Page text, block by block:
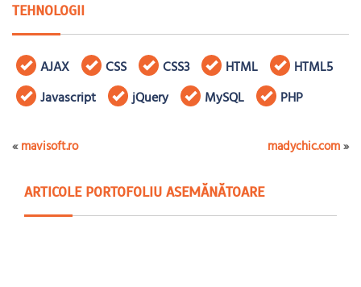
TEHNOLOGII
AJAX CSS CSS3 HTML
HTML5
Javascript
jQuery MySQL PHP
«mavisoft.ro madychic.com»
ARTICOLE PORTOFOLIU ASEMĂNĂTOARE